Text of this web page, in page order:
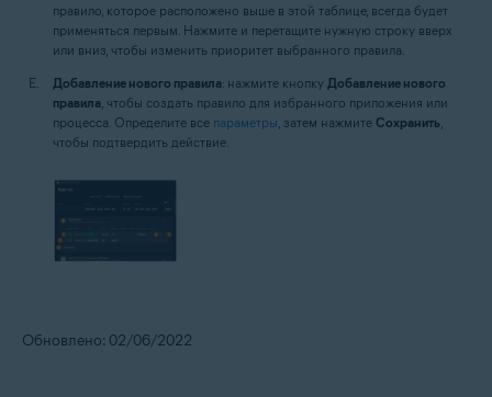
правило, которое расположено выше в этой таблице, всегда будет
применяться первым. Нажмите и перетащите нужную строку вверх
или вниз, чтобы изменить приоритет выбранного правила.
Добавление нового правила: нажмите кнопку Добавление нового
правила , чтобы создать правило для избранного приложения или
процесса. Определите все параметры , затем нажмите Сохранить
чтобы подтвердить действие.
Обновлено: 02/06/2022